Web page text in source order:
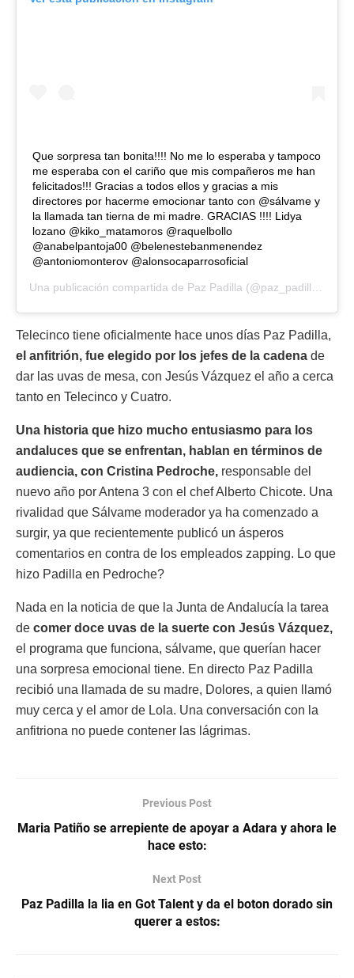
Que sorpresa tan bonita!!!! No me lo esperaba y tampoco
me esperaba con el cariño que mis compañeros me han
felicitados!!! Gracias a todos ellos y gracias a mis
directores por hacerme emocionar tanto con @sálvame y
la llamada tan tierna de mi madre. GRACIAS !!!! Lidya
lozano @kiko_matamoros @raquelbollo
@anabelpantoja00 @belenestebanmenendez
@antoniomonterov @alonsocaparrosoficial
Una publicación compartida de Paz Padilla (@paz_padilla) el
Telecinco tiene oficialmente hace unos días Paz Padilla,
el anfitrión, fue elegido por los jefes de la cadena de
dar las uvas de mesa, con Jesús Vázquez el año a cerca
tanto en Telecinco y Cuatro.
Una historia que hizo mucho entusiasmo para los
andaluces que se enfrentan, hablan en términos de
audiencia, con Cristina Pedroche, responsable del
nuevo año por Antena 3 con el chef Alberto Chicote. Una
rivalidad que Sálvame moderador ya ha comenzado a
surgir, ya que recientemente publicó un ásperos
comentarios en contra de los empleados zapping. Lo que
hizo Padilla en Pedroche?
Nada en la noticia de que la Junta de Andalucía la tarea
de comer doce uvas de la suerte con Jesús Vázquez,
el programa que funciona, sálvame, que querían hacer
una sorpresa emocional tiene. En directo Paz Padilla
recibió una llamada de su madre, Dolores, a quien llamó
muy cerca y el amor de Lola. Una conversación con la
anfitriona no puede contener las lágrimas.
Previous Post
Maria Patiño se arrepiente de apoyar a Adara y ahora le
hace esto:
Next Post
Paz Padilla la lia en Got Talent y da el boton dorado sin
querer a estos: